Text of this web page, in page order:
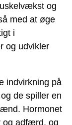
og
med at øge
i
og udvikler
indvirkning på
de spiller en
Hormonet
og adfærd, og